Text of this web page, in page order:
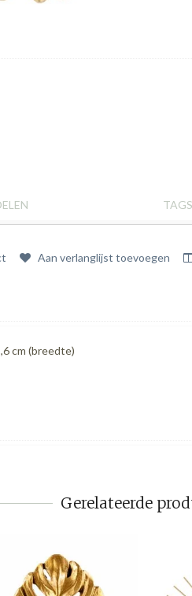
TAGS
Aan verlanglijst toevoegen
cm (breedte)
Gerelateerde